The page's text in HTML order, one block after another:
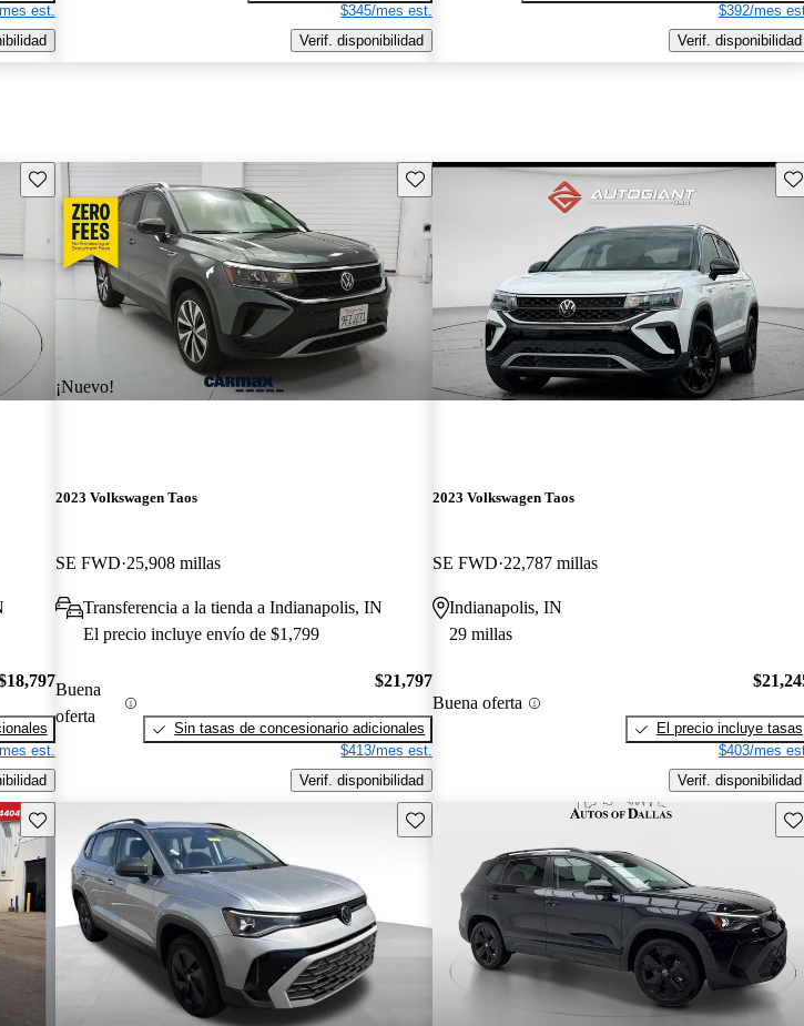
est.
$345/mes est.
Verif. disponibilidad
$392/mes
Verif. disponibilidad
Guarda este Aviso
est.
¡Nuevo!
Guarda este Aviso
2023 Volkswagen Taos
SE FWD 25,908 millas
Transferencia a la tienda a Indianapolis, IN
El precio incluye envío de $1,799
Buena
oferta
$21,797
Sin tasas de concesionario adicionales
$413/mes est.
Verif. disponibilidad
2023 Volkswagen Taos
SE FWD 22,787 millas
Indianapolis, IN
29 millas
Buena oferta
El precio incluye tasas
$403/mes
Verif. disponibilidad
Guarda este Aviso Guarda este Aviso